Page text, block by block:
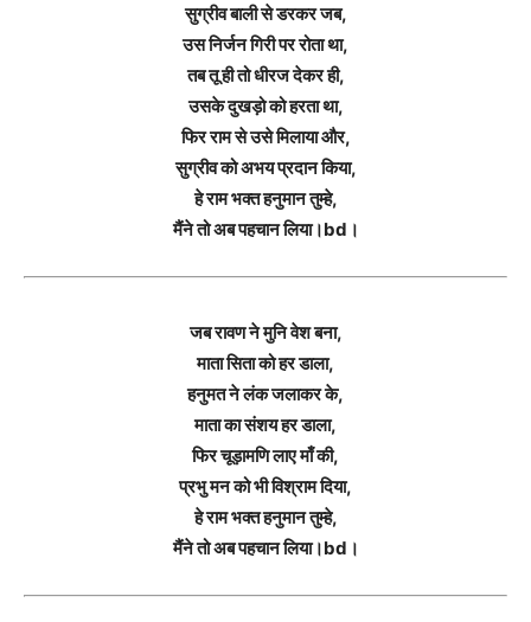
सुग्रीव बाली से डरकर जब,
उस निर्जन गिरी पर रोता था,
तब तू ही तो धीरज देकर ही,
उसके दुखड़ो को हरता था,
फिर राम से उसे मिलाया और,
सुग्रीव को अभय प्रदान किया,
हे राम भक्त हनुमान तुम्हे,
मैंने तो अब पहचान लिया।bd।
जब रावण ने मुनि वेश बना,
माता सिता को हर डाला,
हनुमत ने लंक जलाकर के,
माता का संशय हर डाला,
फिर चूड़ामणि लाए माँ की,
प्रभु मन को भी विश्राम दिया,
हे राम भक्त हनुमान तुम्हे,
मैंने तो अब पहचान लिया।bd।